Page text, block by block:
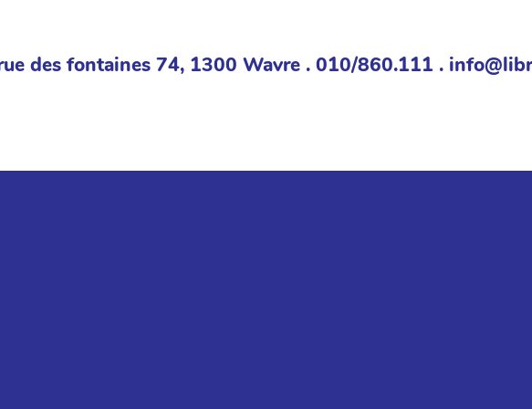
des fontaines 74, 1300 Wavre . 010/860.111 .